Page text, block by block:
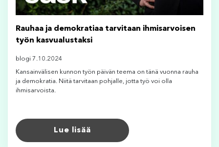
Rauhaa ja demokratiaa tarvitaan ihmisarvoisen
työn kasvualustaksi
blogi 7.10.2024
Kansainvälisen kunnon työn päivän teema on tänä vuonna rauha
ja demokratia. Niitä tarvitaan pohjalle, jotta työ voi olla
ihmisarvoista.
Lue lisää